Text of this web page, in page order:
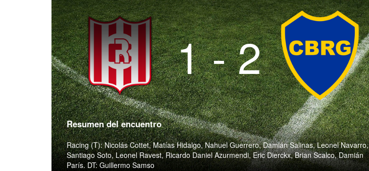
1 - 2
Resumen del encuentro
Racing (T): Nicolás Cottet, Matías Hidalgo, Nahuel Guerrero, Damián Salinas, Leonel Navarro,
Santiago Soto, Leonel Ravest, Ricardo Daniel Azurmendi, Eric Dierckx, Brian Scalco, Damián
París. DT: Guillermo Samso